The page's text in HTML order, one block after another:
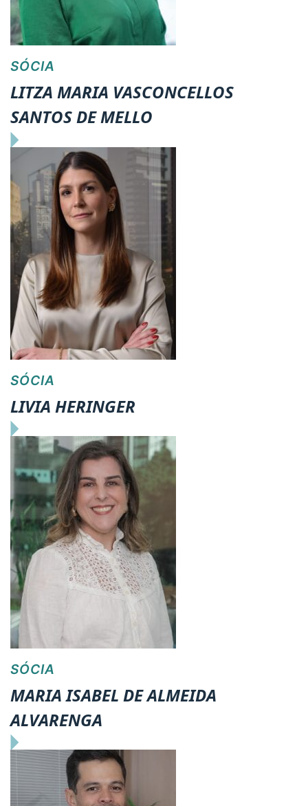
SÓCIA
LITZA MARIA VASCONCELLOS
SANTOS DE MELLO
SÓCIA
LIVIA HERINGER
SÓCIA
MARIA ISABEL DE ALMEIDA
ALVARENGA